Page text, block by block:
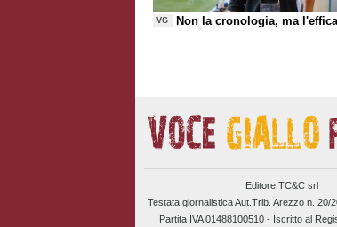
VG Non la cronologia, ma
Editore TC&C srl
Testata giornalistica Aut.Trib. Arezzo n. 20/
Partita IVA 01488100510 - Iscritto al